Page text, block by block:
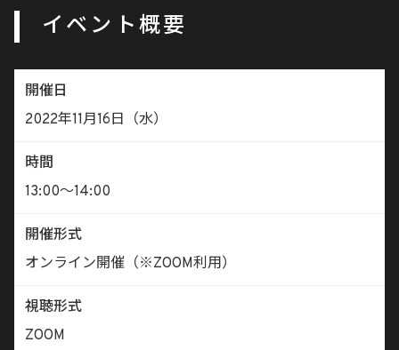
イベント概要
開催日
2022年11月16日（水）
時間
13:00〜14:00
開催形式
オンライン開催（※ZOOM利用）
視聴形式
ZOOM